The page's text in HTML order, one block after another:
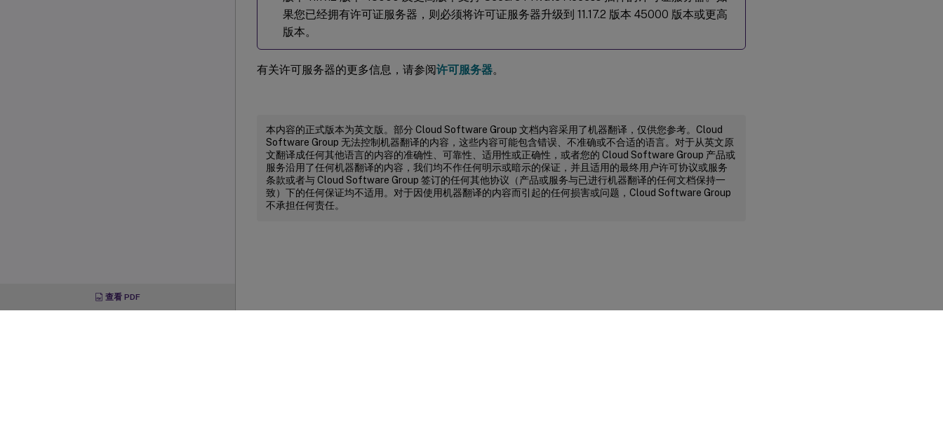
查看 PDF
果您已经拥有许可证服务器，则必须将许可证服务器升级到 11.17.2 版本 45000 版本或更高
版本。
有关许可服务器的更多信息，请参阅许可服务器。
本内容的正式版本为英文版。部分 Cloud Software Group 文档内容采用了机器翻译，仅供您参考。Cloud
Software Group 无法控制机器翻译的内容，这些内容可能包含错误、不准确或不合适的语言。对于从英文原
文翻译成任何其他语言的内容的准确性、可靠性、适用性或正确性，或者您的 Cloud Software Group 产品或
服务沿用了任何机器翻译的内容，我们均不作任何明示或暗示的保证，并且适用的最终用户许可协议或服务
条款或者与 Cloud Software Group 签订的任何其他协议（产品或服务与已进行机器翻译的任何文档保持一
致）下的任何保证均不适用。对于因使用机器翻译的内容而引起的任何损害或问题，Cloud Software Group
不承担任何责任。